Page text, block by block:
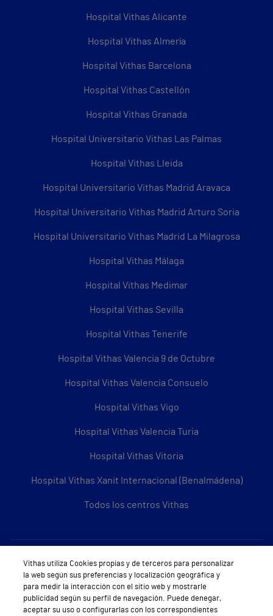
Hospital Vithas Alicante
Hospital Vithas Almería
Hospital Vithas Barcelona
Hospital Vithas Castellón
Hospital Vithas Granada
Hospital Universitario Vithas Las Palmas
Hospital Vithas Lleida
Hospital Universitario Vithas Madrid Aravaca
Hospital Universitario Vithas Madrid Arturo Soria
Hospital Universitario Vithas Madrid La Milagrosa
Hospital Vithas Málaga
Hospital Vithas Medimar
Hospital Vithas Sevilla
Hospital Vithas Tenerife
Hospital Vithas Valencia 9 de Octubre
Hospital Vithas Valencia Consuelo
Hospital Vithas Vigo
Hospital Vithas Valencia Turia
Hospital Vithas Vitoria
Hospital Vithas Xanit Internacional (Benalmádena)
Todos los centros Vithas
Sobre Vithas
Quiénes somos
Trabajar en Vithas
Vithas utiliza Cookies propias y de terceros para personalizar
la web según sus preferencias y localización geográfica y
para medir la interacción con el sitio web y mostrarle
publicidad según su perfil de navegación. Puede denegar,
aceptar su uso o configurarlas con los correspondientes